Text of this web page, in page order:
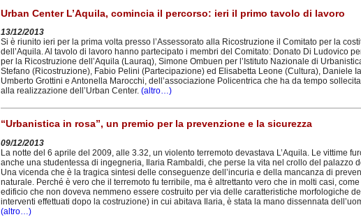
Urban Center L’Aquila, comincia il percorso: ieri il primo tavolo di lavoro
13/12/2013
Si è riunito ieri per la prima volta presso l’Assessorato alla Ricostruzione il Comitato per la
dell’Aquila. Al tavolo di lavoro hanno partecipato i membri del Comitato: Donato Di Ludovico
per la Ricostruzione dell’Aquila (Lauraq), Simone Ombuen per l’Istituto Nazionale di
Stefano (Ricostruzione), Fabio Pelini (Partecipazione) ed Elisabetta Leone (Cultura), Daniele
Umberto Grottini e Antonella Marocchi, dell’associazione Policentrica che ha da tempo
alla realizzazione dell’Urban Center. (altro…)
“Urbanistica in rosa”, un premio per la prevenzione e la sicurezza
09/12/2013
La notte del 6 aprile del 2009, alle 3.32, un violento terremoto devastava L’Aquila. Le vittime
anche una studentessa di ingegneria, Ilaria Rambaldi, che perse la vita nel crollo del palazzo
Una vicenda che è la tragica sintesi delle conseguenze dell’incuria e della mancanza di
naturale. Perché è vero che il terremoto fu terribile, ma è altrettanto vero che in molti casi,
edificio che non doveva nemmeno essere costruito per via delle caratteristiche morfologiche
interventi effettuati dopo la costruzione) in cui abitava Ilaria, è stata la mano dissennata
(altro…)